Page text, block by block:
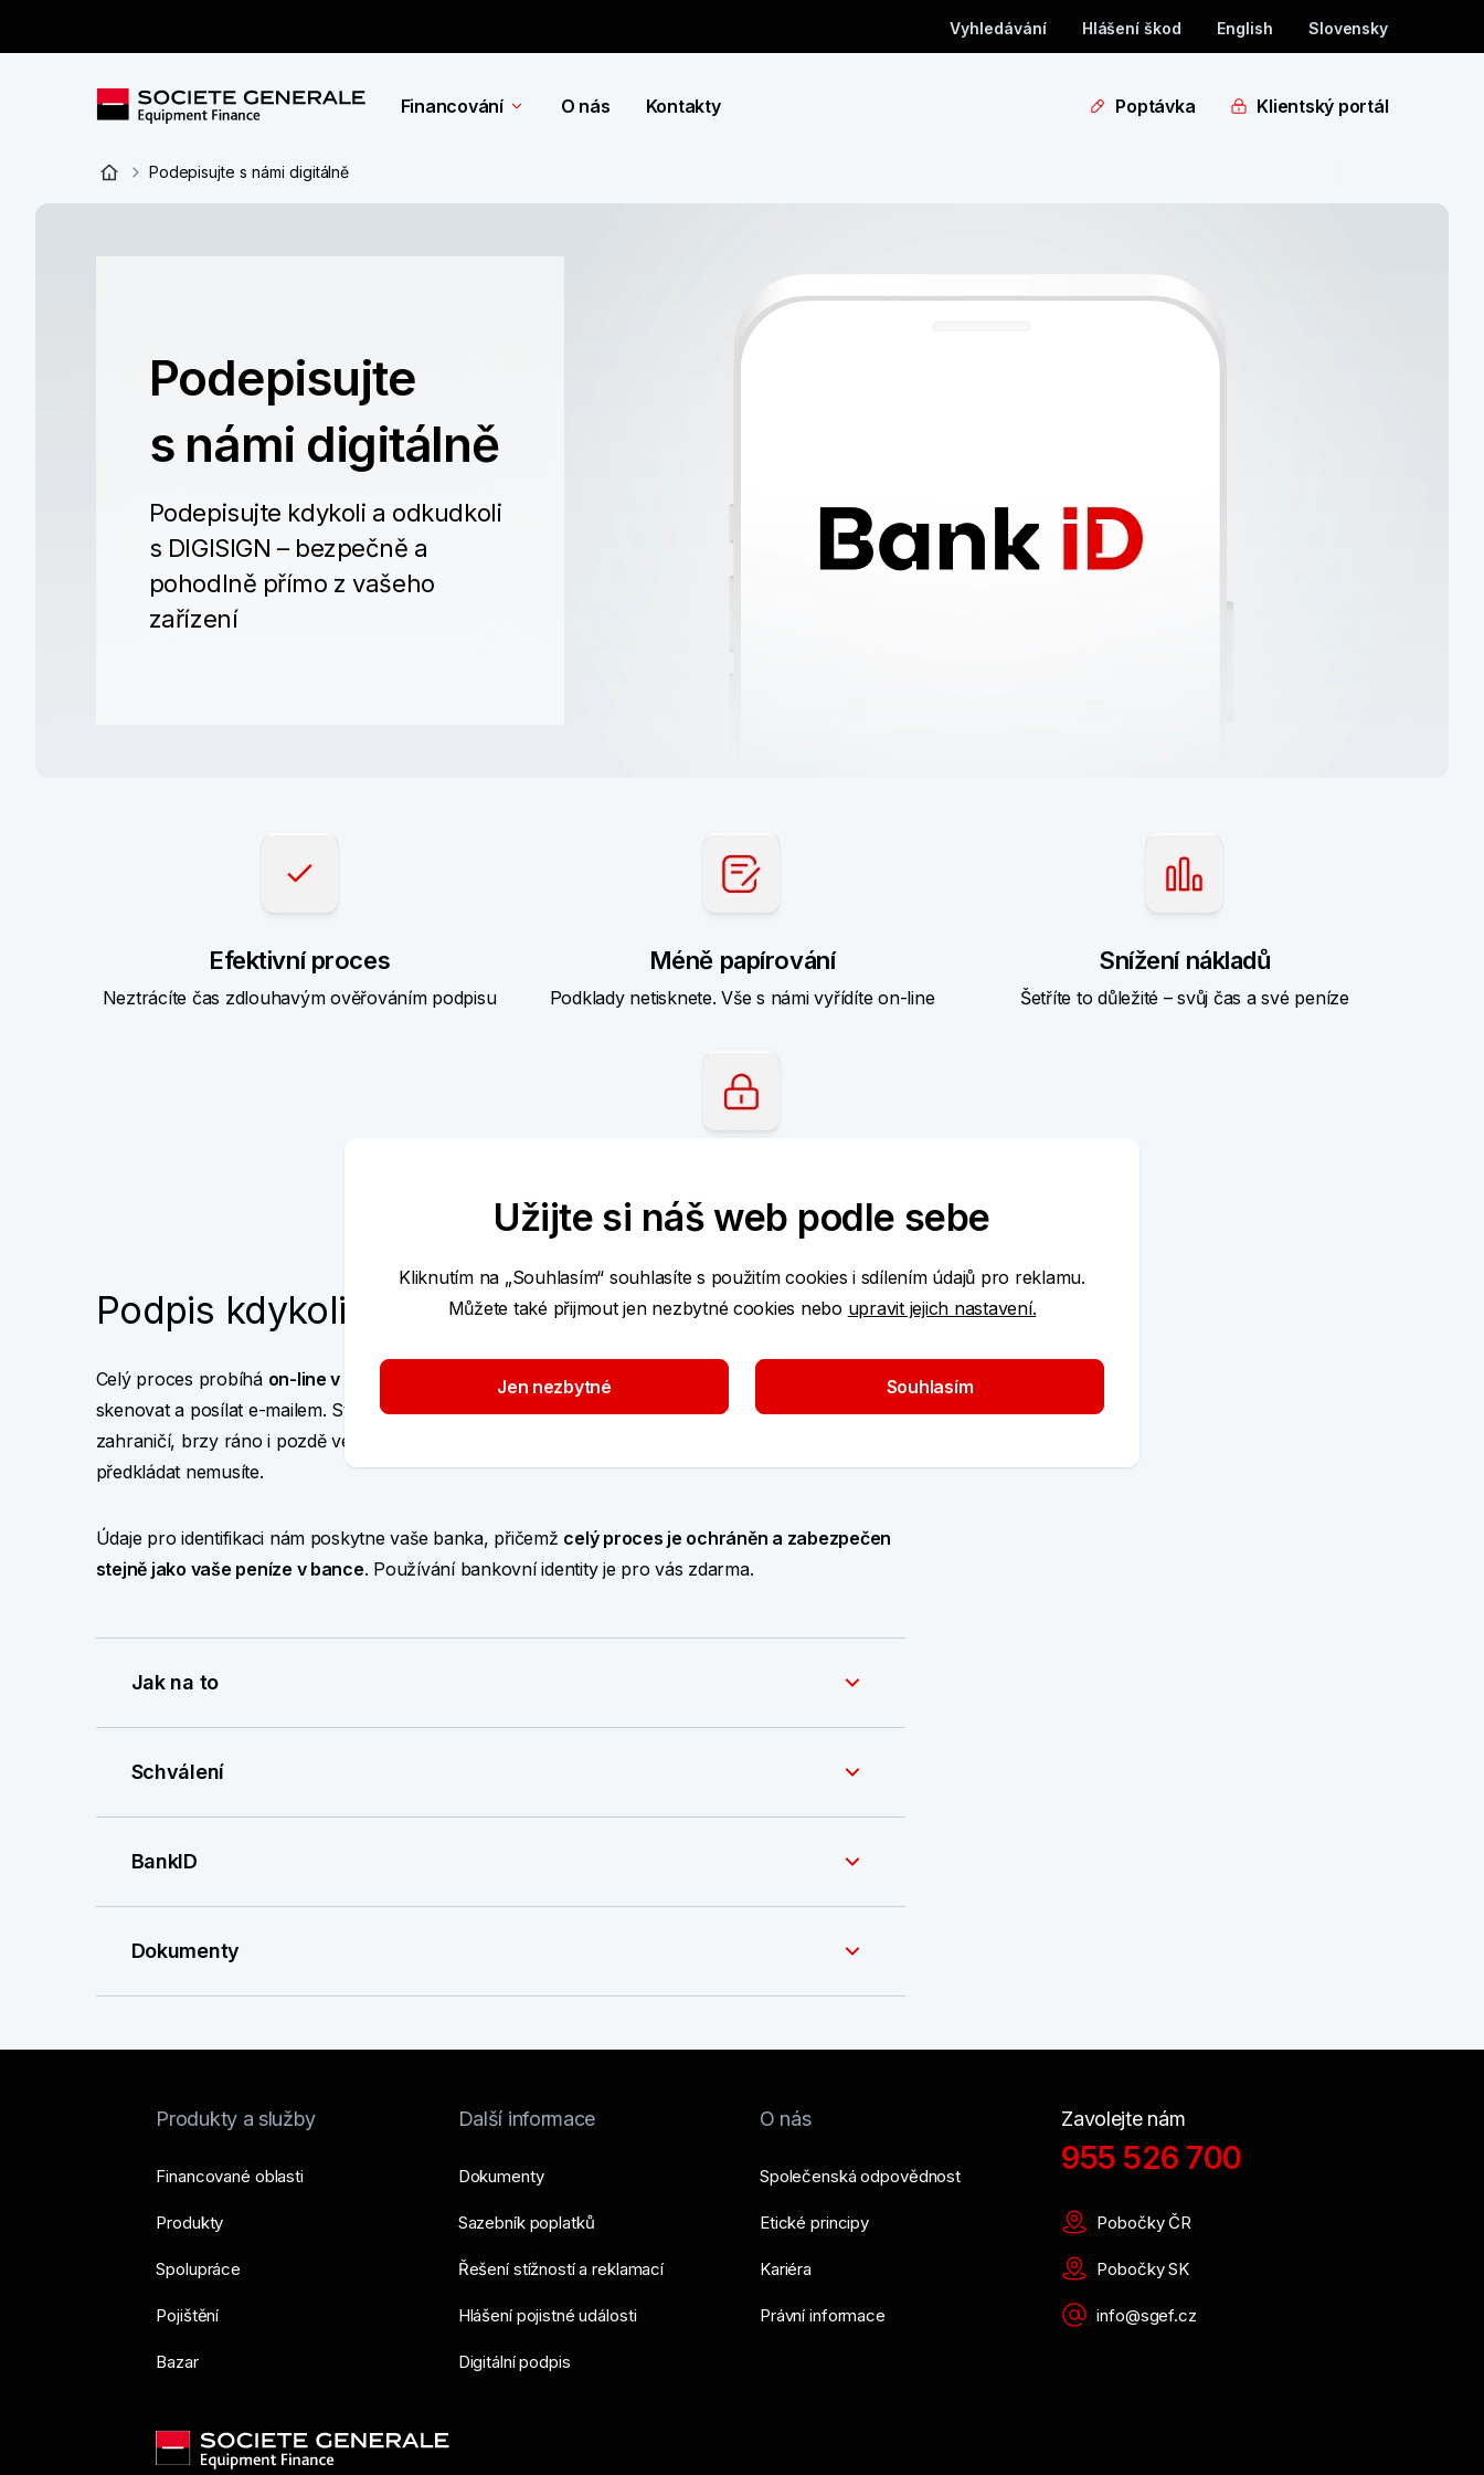
Vyhledávání Hlášení škod English Slovensky
Financování O nás Kontakty Poptávka Klientský portál
Podepisujte s námi digitálně
Podepisujte
s námi digitálně
Podepisujte kdykoli a odkudkoli
s DIGISIGN – bezpečně a
pohodlně přímo z vašeho
zařízení
Efektivní proces
Neztrácíte čas zdlouhavým ověřováním podpisu
Méně papírování
Podklady netisknete. Vše s námi vyřídíte on-line
Snížení nákladů
Šetříte to důležité – svůj čas a své peníze
O vaše citlivá data je v BankID dobře postaráno
Podpis kdykoli a bezpečně
Celý proces probíhá on-line v zabezpečené aplikaci DIGISIGN. Nemusíte chodit na poštu ani nic
skenovat a posílat e-mailem. Stačí vám počítač či telefon a podepisovat můžete doma, na chatě i v
zahraničí, brzy ráno i pozdě večer. Prostě kdy máte čas vy. Žádný doklad totožnosti nám už
předkládat nemusíte.
Údaje pro identifikaci nám poskytne vaše banka, přičemž celý proces je ochráněn a zabezpečen
stejně jako vaše peníze v bance. Používání bankovní identity je pro vás zdarma.
Jak na to
Schválení
BankID
Dokumenty
Produkty a služby
Financované oblasti
Produkty
Spolupráce
Pojištění
Bazar
Další informace
Dokumenty
Sazebník poplatků
Řešení stížností a reklamací
Hlášení pojistné události
Digitální podpis
O nás
Společenská odpovědnost
Etické principy
Kariéra
Právní informace
Zavolejte nám
955 526 700
Pobočky ČR
Pobočky SK
info@sgef.cz
Užijte si náš web podle sebe
Kliknutím na „Souhlasím“ souhlasíte s použitím cookies i sdílením údajů pro reklamu.
Můžete také přijmout jen nezbytné cookies nebo upravit jejich nastavení.
Jen nezbytné Souhlasím